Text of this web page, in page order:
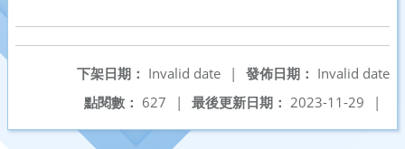
發佈日期： Invalid date
下架日期： Invalid date
|
最後更新日期： 2023-11-29 |
點閱數： 627 |